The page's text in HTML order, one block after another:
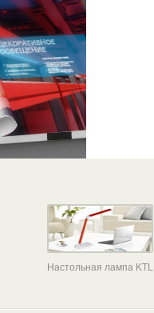
Настольная лампа KTL